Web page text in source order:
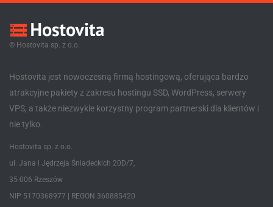
© Hostovita sp. z o.o.
Hostovita jest nowoczesną firmą hostingową, oferująca bardzo
atrakcyjne pakiety z zakresu hostingu SSD, WordPress, serwery
VPS, a także niezwykle korzystny program partnerski dla klientów i
nie tylko.
Hostovita sp. z o.o.
ul. Jana i Jędrzeja Śniadeckich 20D/7,
35-006 Rzeszów
NIP 5170368977 | REGON 360885420